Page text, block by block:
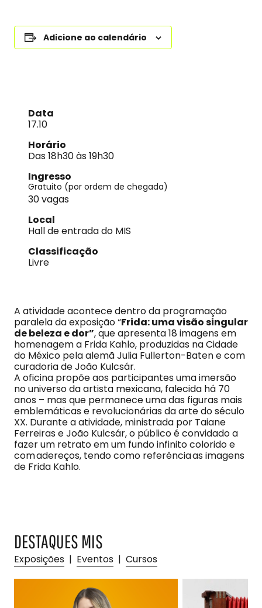
Adicione ao calendário
Data
17.10
Horário
Das 18h30 às 19h30
Ingresso
Gratuito (por ordem de chegada)
30 vagas
Local
Hall de entrada do MIS
Classificação
Livre
A atividade acontece dentro da programação
paralela da exposição “Frida: uma visão singular
de beleza e dor”, que apresenta 18 imagens em
homenagem a Frida Kahlo, produzidas na Cidade
do México pela alemã Julia Fullerton-Baten e com
curadoria de João Kulcsár.
A oficina propõe aos participantes uma imersão
no universo da artista mexicana, falecida há 70
anos – mas que permanece uma das figuras mais
emblemáticas e revolucionárias da arte do século
XX. Durante a atividade, ministrada por Taiane
Ferreiras e João Kulcsár, o público é convidado a
fazer um retrato em um fundo infinito colorido e
com adereços, tendo como referência as imagens
de Frida Kahlo.
DESTAQUES MIS
Exposições | Eventos | Cursos